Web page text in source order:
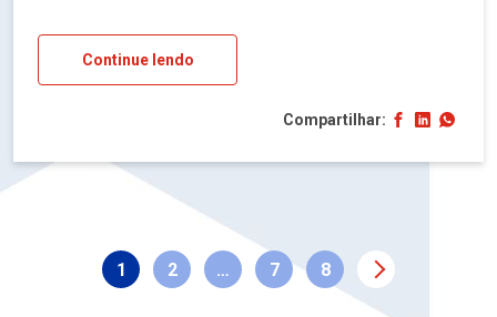
Continue lendo
Compartilhar:
1 2 … 7 8